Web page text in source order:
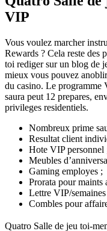
VIP
Vous voulez marcher
Rewards ? Cela reste
toi rediger sur un blog de
mieux vous pouvez
du casino. Le programme
saura peut 12 prepares,
privileges residentiels.
Nombreux prime
Resultat client
Hote VIP personnel
Meubles
Gaming employes ;
Prorata pour maints
Lettre VIP/
Combles pour
Quatro Salle de jeu toi-